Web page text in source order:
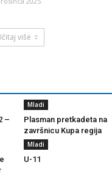
više
–
Mladi
Plasman pretkadeta na
završnicu Kupa regija
Mladi
U-11